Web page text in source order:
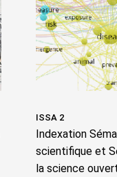
ISSA 2
Indexation
scientifique et
la science